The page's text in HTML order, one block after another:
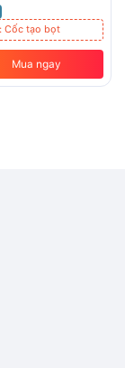
Cốc tạo bọt
Mua ngay